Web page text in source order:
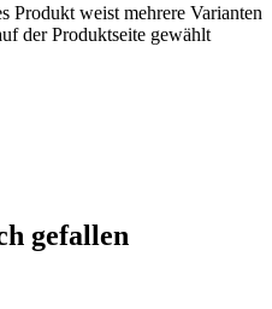
Produkt weist mehrere Varianten
der Produktseite gewählt
gefallen